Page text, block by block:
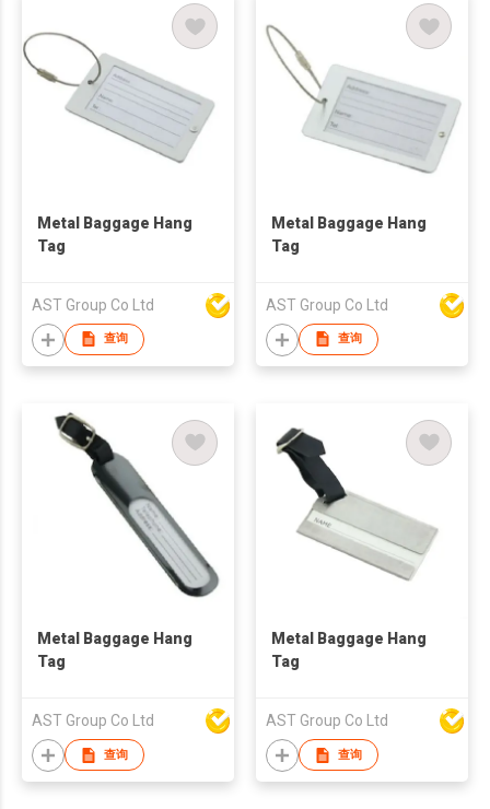
Metal Baggage Hang
Tag
AST Group Co Ltd
查询
Metal Baggage Hang
Tag
AST Group Co Ltd
查询
Metal Baggage Hang
Tag
AST Group Co Ltd
查询
Metal Baggage Hang
Tag
AST Group Co Ltd
查询